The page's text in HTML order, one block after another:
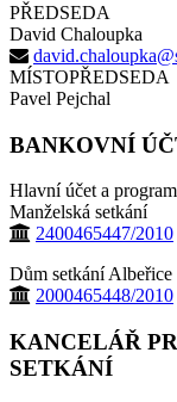
PŘEDSEDA
David Chaloupka
MÍSTOPŘEDSEDA
Pavel Pejchal
BANKOVNÍ
Hlavní účet a program
Manželská setkání
2400465447/2010
Dům setkání Albeřice
2000465448/2010
KANCELÁŘ
SETKÁNÍ